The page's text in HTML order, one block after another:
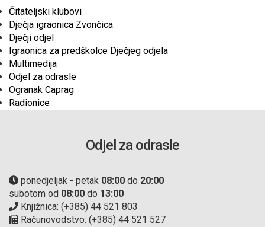
Čitateljski klubovi
Dječja igraonica Zvončica
Dječji odjel
Igraonica za predškolce Dječjeg odjela
Multimedija
Odjel za odrasle
Ogranak Caprag
Radionice
Odjel za odrasle
ponedjeljak - petak 08:00 do 20:00
subotom od 08:00 do 13:00
Knjižnica: (+385) 44 521 803
Računovodstvo: (+385) 44 521 527